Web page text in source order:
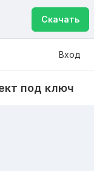
Скачать
Вход
под ключ